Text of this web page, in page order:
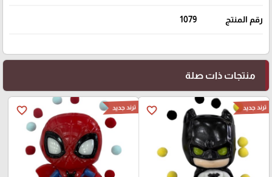
رقم المنتج 1079
منتجات ذات صلة
favorite_border ترند جديد favorite_border ترند جديد